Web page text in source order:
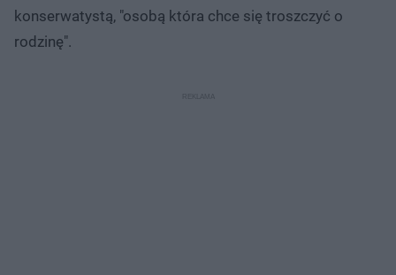
konserwatystą, "osobą która chce się troszczyć o
rodzinę".